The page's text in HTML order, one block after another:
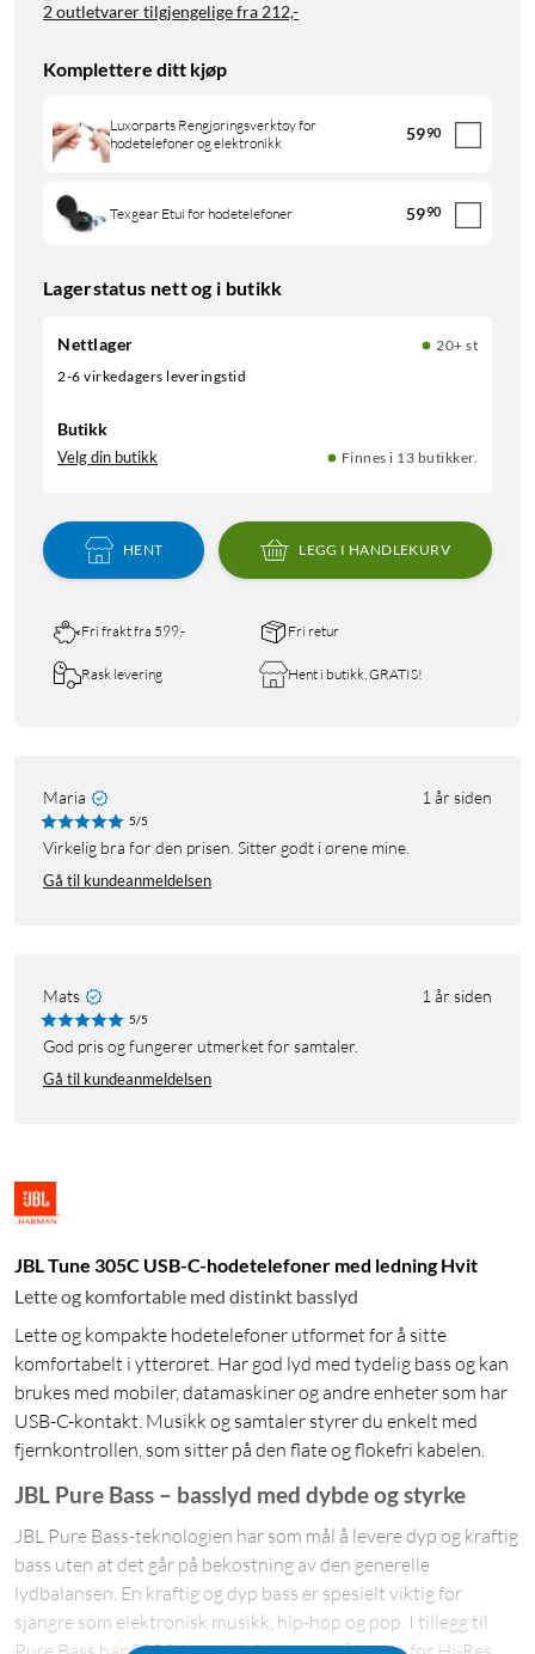
2 outletvarer tilgjengelige fra212,-
Komplettere ditt kjøp
Luxorparts Rengjøringsverktøy for
hodetelefoner og elektronikk
5990
Texgear Etui for hodetelefoner 5990
Lagerstatus nett og i butikk
Nettlager
20+ st
2-6 virkedagers leveringstid
Butikk
Velg din butikk Finnes i 13 butikker.
HENT LEGG I HANDLEKURV
Fri frakt fra 599,- Fri retur
Rask levering Hent i butikk, GRATIS!
Maria 1 år siden
5/5
Virkelig bra for den prisen. Sitter godt i ørene mine.
Gå til kundeanmeldelsen
Mats 1 år siden
5/5
God pris og fungerer utmerket for samtaler.
Gå til kundeanmeldelsen
JBL Tune 305C USB-C-hodetelefoner med ledning Hvit
Lette og komfortable med distinkt basslyd
Lette og kompakte hodetelefoner utformet for å sitte
komfortabelt i ytterøret. Har god lyd med tydelig bass og kan
brukes med mobiler, datamaskiner og andre enheter som har
USB-C-kontakt. Musikk og samtaler styrer du enkelt med
fjernkontrollen, som sitter på den flate og flokefri kabelen.
JBL Pure Bass – basslyd med dybde og styrke
JBL Pure Bass-teknologien har som mål å levere dyp og kraftig
bass uten at det går på bekostning av den generelle
lydbalansen. En kraftig og dyp bass er spesielt viktig for
sjangre som elektronisk musikk, hip-hop og pop. I tillegg til